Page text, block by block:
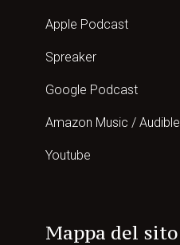
Apple Podcast
Spreaker
Google Podcast
Amazon Music / Audible
Youtube
Mappa del sito